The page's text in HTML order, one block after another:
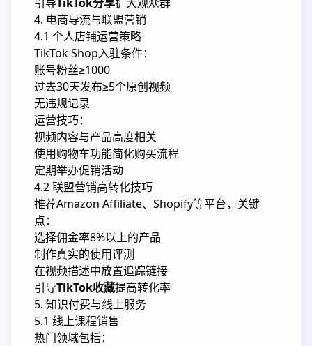
4. 电商导流与联盟营销
4.1 个人店铺运营策略
TikTok Shop入驻条件：
账号粉丝≥1000
过去30天发布≥5个原创视频
无违规记录
运营技巧：
视频内容与产品高度相关
使用购物车功能简化购买流程
定期举办促销活动
4.2 联盟营销高转化技巧
推荐Amazon Affiliate、Shopify等平台，关键
点：
选择佣金率8%以上的产品
制作真实的使用评测
在视频描述中放置追踪链接
引导TikTok收藏提高转化率
5. 知识付费与线上服务
5.1 线上课程销售
热门领域包括：